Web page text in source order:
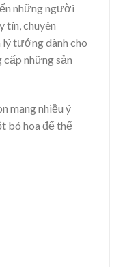
những người
tín, chuyên
tưởng dành cho
cấp những sản
mang nhiều ý
bó hoa để thể